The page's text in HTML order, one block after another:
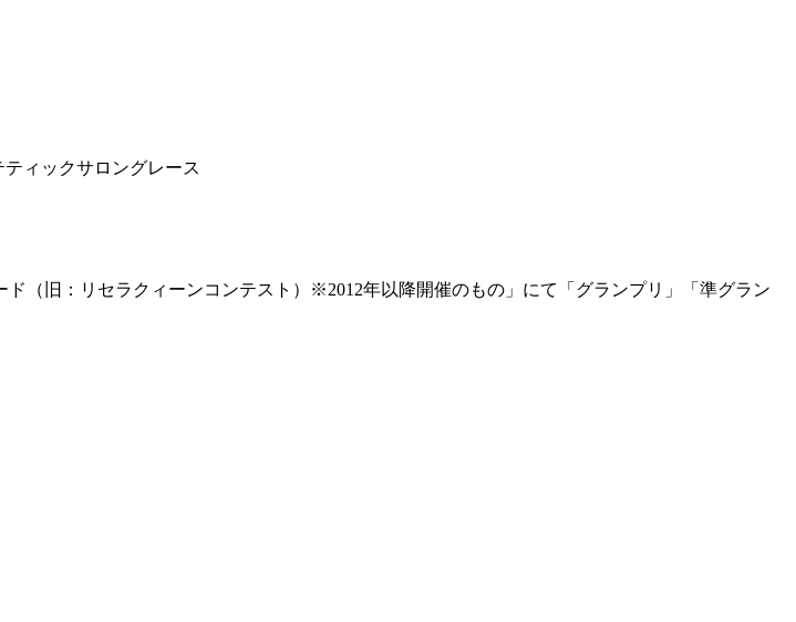
ティックサロングレース
（旧：リセラクィーンコンテスト）※2012年以降開催のもの」にて「グランプリ」「準グラン